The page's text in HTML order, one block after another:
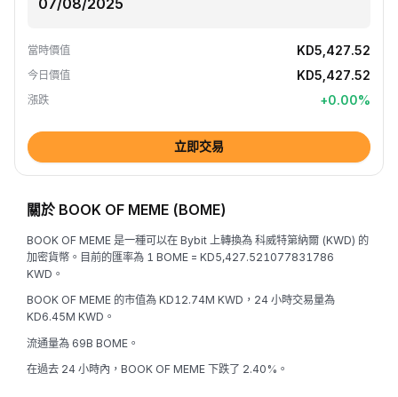
當時價值 KD5,427.52
今日價值 KD5,427.52
漲跌 +0.00%
立即交易
關於 BOOK OF MEME (BOME)
BOOK OF MEME 是一種可以在 Bybit 上轉換為 科威特第納爾 (KWD) 的
加密貨幣。目前的匯率為 1 BOME = KD5,427.521077831786
KWD。
BOOK OF MEME 的市值為 KD12.74M KWD，24 小時交易量為
KD6.45M KWD。
流通量為 69B BOME。
在過去 24 小時內，BOOK OF MEME 下跌了 2.40%。